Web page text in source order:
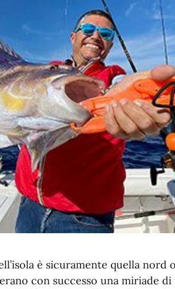
è sicuramente quella
con successo una miriade